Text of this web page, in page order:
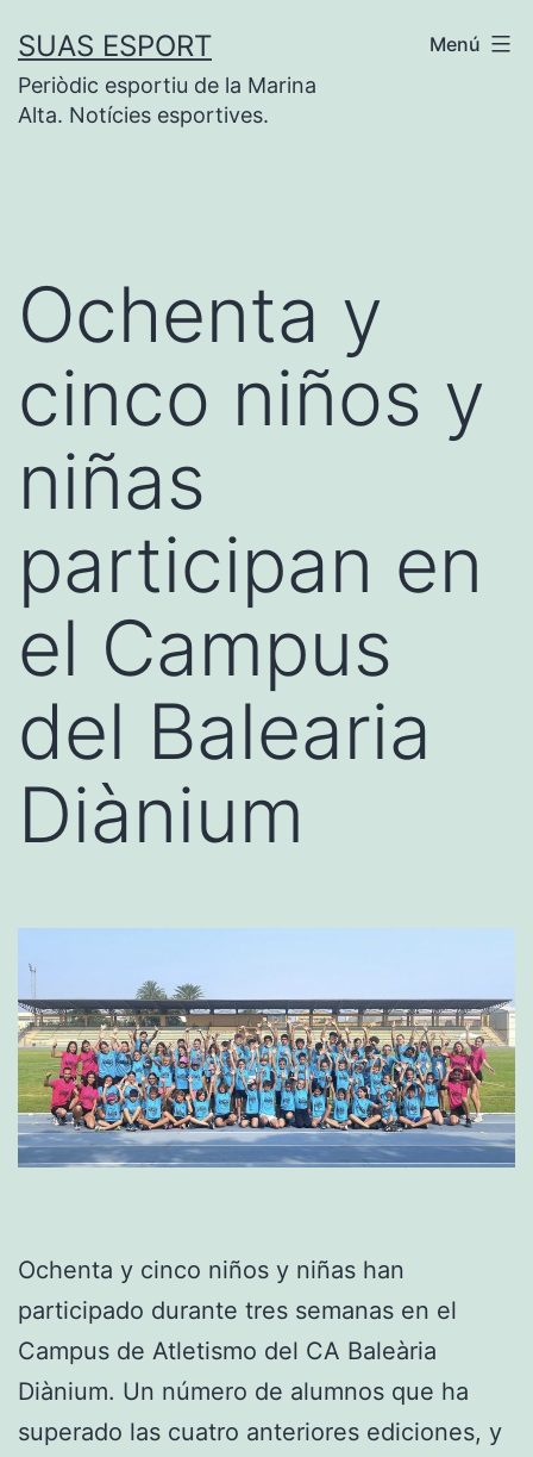
contenido
SUAS ESPORT
Periòdic esportiu de la Marina
Alta. Notícies esportives.
Menú
Ochenta y
cinco niños y
niñas
participan en
el Campus
del Balearia
Diànium
Ochenta y cinco niños y niñas han
participado durante tres semanas en el
Campus de Atletismo del CA Baleària
Diànium. Un número de alumnos que ha
superado las cuatro anteriores ediciones, y